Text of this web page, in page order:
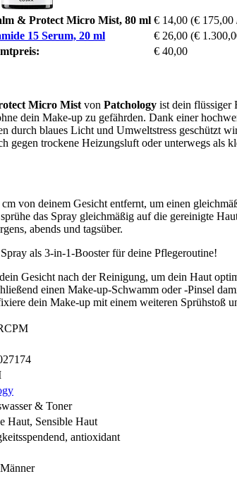
& Protect Micro Mist, 80 ml € 14,00 (€ 175,00
15 Serum, 20 ml
€ 26,00 (€
€ 40,00
Micro Mist von Patchology ist dein flüssiger
dein Make-up zu gefährden. Dank einer
durch blaues Licht und Umweltstress geschützt
gegen trockene Heizungsluft oder unterwegs
von deinem Gesicht entfernt, um einen
das Spray gleichmäßig auf die gereinigte
abends und tagsüber.
als 3-in-1-Booster für deine Pflegeroutine!
Gesicht nach der Reinigung, um dein Haut
einen Make-up-Schwamm oder -Pinsel
dein Make-up mit einem weiteren Sprühstoß
& Toner
Haut, Sensible Haut
antioxidant